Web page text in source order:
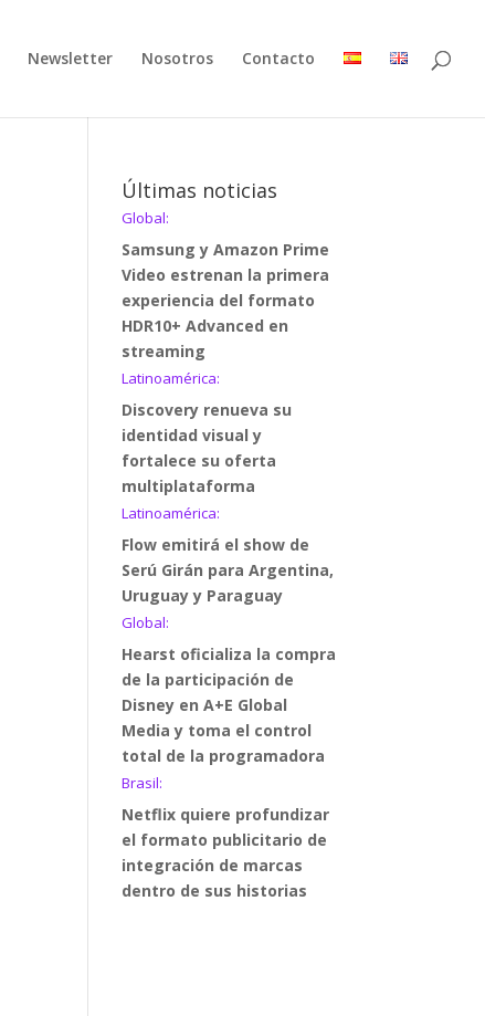
Newsletter Nosotros Contacto
Últimas noticias
Global:
Samsung y Amazon Prime
Video estrenan la primera
experiencia del formato
HDR10+ Advanced en
streaming
Latinoamérica:
Discovery renueva su
identidad visual y
fortalece su oferta
multiplataforma
Latinoamérica:
Flow emitirá el show de
Serú Girán para Argentina,
Uruguay y Paraguay
Global:
Hearst oficializa la compra
de la participación de
Disney en A+E Global
Media y toma el control
total de la programadora
Brasil:
Netflix quiere profundizar
el formato publicitario de
integración de marcas
dentro de sus historias